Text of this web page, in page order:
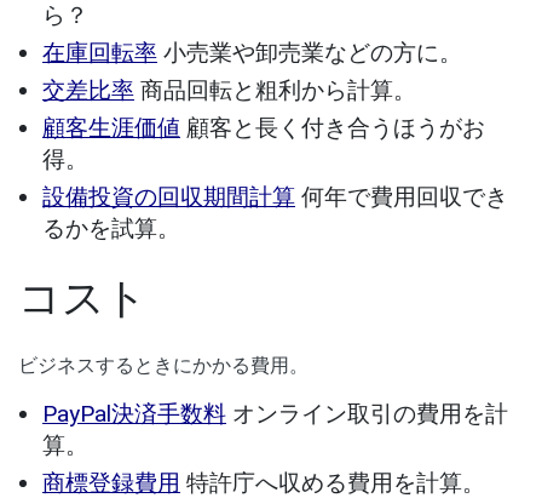
ら？
在庫回転率 小売業や卸売業などの方に。
交差比率 商品回転と粗利から計算。
顧客生涯価値 顧客と長く付き合うほうがお
得。
設備投資の回収期間計算 何年で費用回収でき
るかを試算。
コスト
ビジネスするときにかかる費用。
PayPal決済手数料 オンライン取引の費用を計
算。
商標登録費用 特許庁へ収める費用を計算。